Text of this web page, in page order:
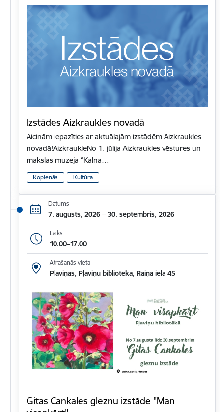
Izstādes Aizkraukles novadā
Aicinām iepazīties ar aktuālajām izstādēm Aizkraukles
novadā!AizkraukleNo 1. jūlija Aizkraukles vēstures un
mākslas muzejā “Kalna…
Kopienās Kultūra
Datums
7. augusts, 2026 – 30. septembris, 2026
Laiks
10.00–17.00
Atrašanās vieta
Pļaviņas, Pļaviņu bibliotēka, Raiņa iela 45
Gitas Cankales gleznu izstāde "Man